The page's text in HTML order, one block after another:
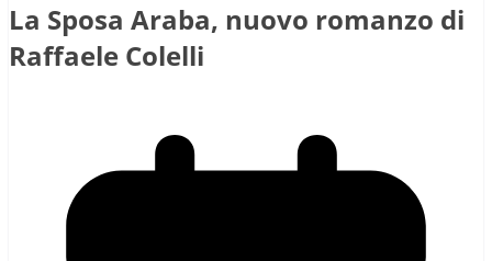
La Sposa Araba, nuovo romanzo di
Raffaele Colelli